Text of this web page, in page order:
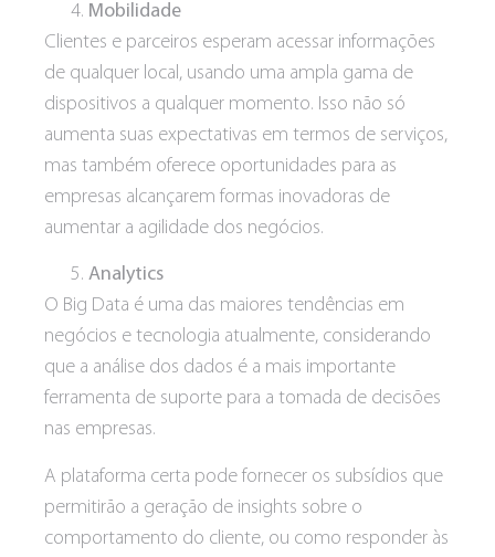
Mobilidade
Clientes e parceiros esperam acessar informações
de qualquer local, usando uma ampla gama de
dispositivos a qualquer momento. Isso não só
aumenta suas expectativas em termos de serviços,
mas também oferece oportunidades para as
empresas alcançarem formas inovadoras de
aumentar a agilidade dos negócios.
Analytics
O Big Data é uma das maiores tendências em
negócios e tecnologia atualmente, considerando
que a análise dos dados é a mais importante
ferramenta de suporte para a tomada de decisões
nas empresas.
A plataforma certa pode fornecer os subsídios que
permitirão a geração de insights sobre o
comportamento do cliente, ou como responder às